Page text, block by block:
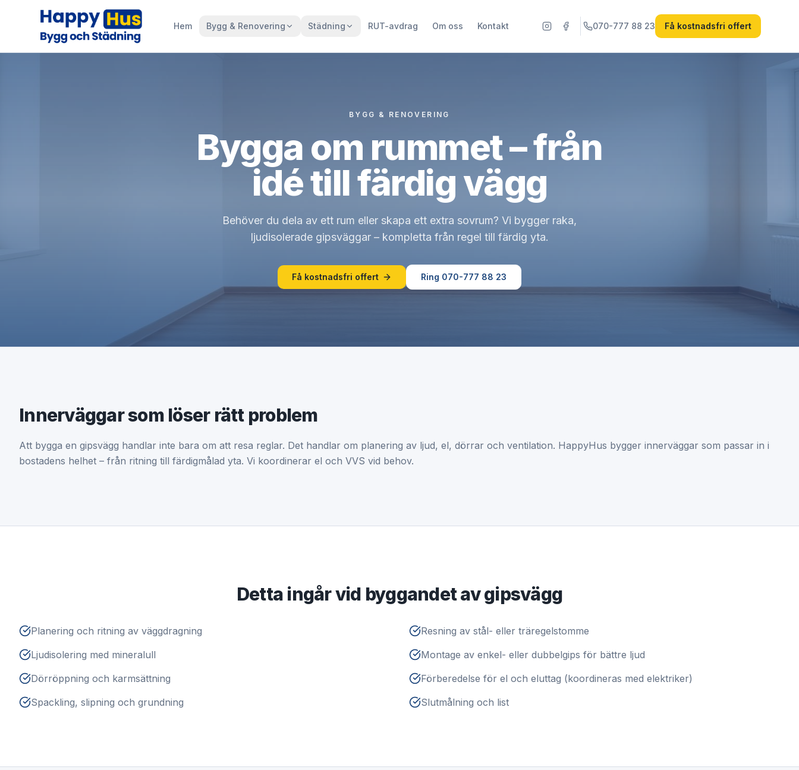
Hem Bygg & Renovering Städning RUT-avdrag Om oss Kontakt 070-777 88 23 Få kostnadsfri offert
BYGG & RENOVERING
Bygga om rummet – från
idé till färdig vägg
Behöver du dela av ett rum eller skapa ett extra sovrum? Vi bygger raka,
ljudisolerade gipsväggar – kompletta från regel till färdig yta.
Få kostnadsfri offert Ring 070-777 88 23
Innerväggar som löser rätt problem
Att bygga en gipsvägg handlar inte bara om att resa reglar. Det handlar om planering av ljud, el, dörrar och ventilation. HappyHus bygger innerväggar som passar in i
bostadens helhet – från ritning till färdigmålad yta. Vi koordinerar el och VVS vid behov.
Detta ingår vid byggandet av gipsvägg
Planering och ritning av väggdragning
Resning av stål- eller träregelstomme
Ljudisolering med mineralull
Montage av enkel- eller dubbelgips för bättre ljud
Dörröppning och karmsättning
Förberedelse för el och eluttag (koordineras med elektriker)
Spackling, slipning och grundning
Slutmålning och list